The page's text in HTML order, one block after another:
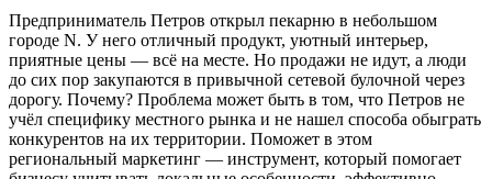
Предприниматель Петров открыл пекарню в небольшом
городе N. У него отличный продукт, уютный интерьер,
приятные цены — всё на месте. Но продажи не идут, а люди
до сих пор закупаются в привычной сетевой булочной через
дорогу. Почему? Проблема может быть в том, что Петров не
учёл специфику местного рынка и не нашел способа обыграть
конкурентов на их территории. Поможет в этом
региональный маркетинг — инструмент, который помогает